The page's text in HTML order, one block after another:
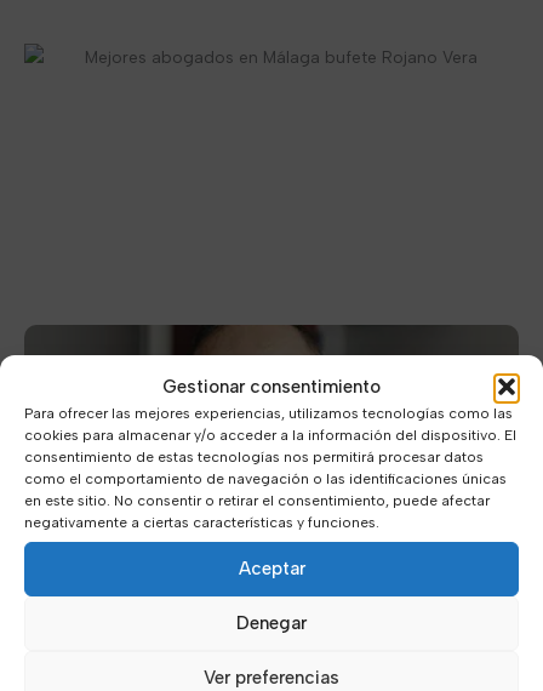
Gestionar consentimiento
Para ofrecer las mejores experiencias, utilizamos tecnologías como las
cookies para almacenar y/o acceder a la información del dispositivo. El
consentimiento de estas tecnologías nos permitirá procesar datos
como el comportamiento de navegación o las identificaciones únicas
en este sitio. No consentir o retirar el consentimiento, puede afectar
negativamente a ciertas características y funciones.
Aceptar
Denegar
Ver preferencias